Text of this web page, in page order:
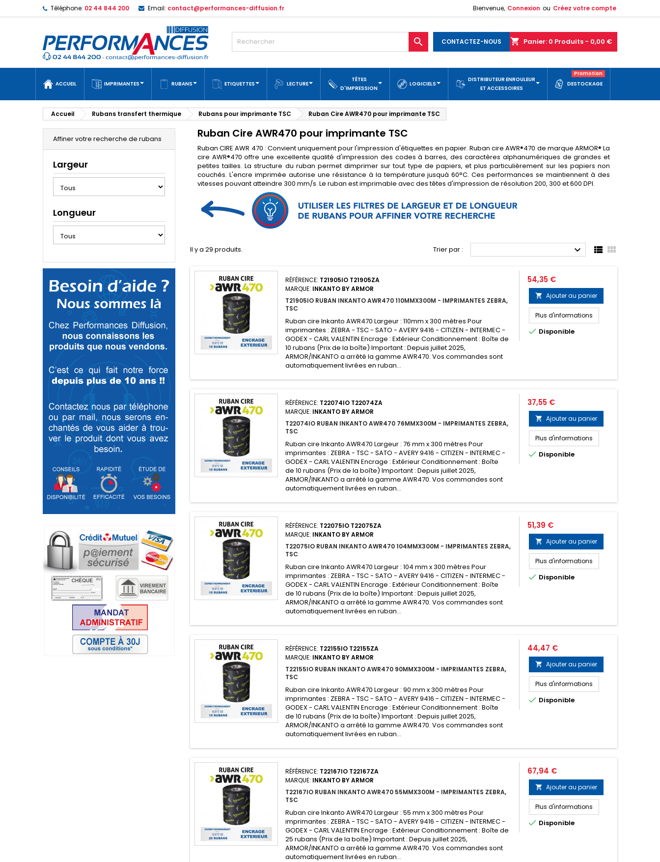
Téléphone: 02 44 844 200 Email: contact@performances-diffusion.fr Bienvenue, Connexion ou Créez votre compte
shopping_cart Panier: 0 Produits - 0,00 €
CONTACTEZ-NOUS

ACCUEIL IMPRIMANTES RUBANS ETIQUETTES LECTURE
TÊTES
D'IMPRESSION
LOGICIELS
DISTRIBUTEUR ENROULEUR
ET ACCESSOIRES
DESTOCKAGE
Promotion
Accueil Rubans transfert thermique Rubans pour imprimante TSC Ruban Cire AWR470 pour imprimante TSC
Affiner votre recherche de rubans
Largeur
Longueur
Ruban Cire AWR470 pour imprimante TSC
Ruban CIRE AWR 470 : Convient uniquement pour l'impression d'étiquettes en papier. Ruban cire AWR®470 de marque ARMOR® La
cire AWR®470 offre une excellente qualité d'impression des codes à barres, des caractères alphanumériques de grandes et
petites tailles. La structure du ruban permet dimprimer sur tout type de papiers, et plus particulièrement sur les papiers non
couchés. L'encre imprimée autorise une résistance à la température jusquà 60°C. Ces performances se maintiennent à des
vitesses pouvant atteindre 300 mm/s. Le ruban est imprimable avec des têtes d'impression de résolution 200, 300 et 600 DPI.
Il y a 29 produits. Trier par :   
RÉFÉRENCE: T21905IO T21905ZA
MARQUE: INKANTO BY ARMOR
T21905IO RUBAN INKANTO AWR470 110MMX300M - IMPRIMANTES ZEBRA,
TSC
Ruban cire Inkanto AWR470 Largeur : 110mm x 300 mètres Pour
imprimantes : ZEBRA - TSC - SATO - AVERY 9416 - CITIZEN - INTERMEC -
GODEX - CARL VALENTIN Encrage : Extérieur Conditionnement : Boîte de
10 rubans (Prix de la boîte) Important : Depuis juillet 2025,
ARMOR/INKANTO a arrêté la gamme AWR470. Vos commandes sont
automatiquement livrées en ruban...
Prix
54,35 €
 Ajouter au panier
Plus d'informations
 Disponible
RÉFÉRENCE: T22074IO T22074ZA
MARQUE: INKANTO BY ARMOR
T22074IO RUBAN INKANTO AWR470 76MMX300M - IMPRIMANTES ZEBRA,
TSC
Ruban cire Inkanto AWR470 Largeur : 76 mm x 300 mètres Pour
imprimantes : ZEBRA - TSC - SATO - AVERY 9416 - CITIZEN - INTERMEC -
GODEX - CARL VALENTIN Encrage : Extérieur Conditionnement : Boîte
de 10 rubans (Prix de la boîte) Important : Depuis juillet 2025,
ARMOR/INKANTO a arrêté la gamme AWR470. Vos commandes sont
automatiquement livrées en ruban...
Prix
37,55 €
 Ajouter au panier
Plus d'informations
 Disponible
RÉFÉRENCE: T22075IO T22075ZA
MARQUE: INKANTO BY ARMOR
T22075IO RUBAN INKANTO AWR470 104MMX300M - IMPRIMANTES ZEBRA,
TSC
Ruban cire Inkanto AWR470 Largeur : 104 mm x 300 mètres Pour
imprimantes : ZEBRA - TSC - SATO - AVERY 9416 - CITIZEN - INTERMEC -
GODEX - CARL VALENTIN Encrage : Extérieur Conditionnement : Boîte
de 10 rubans (Prix de la boîte) Important : Depuis juillet 2025,
ARMOR/INKANTO a arrêté la gamme AWR470. Vos commandes sont
automatiquement livrées en ruban...
Prix
51,39 €
 Ajouter au panier
Plus d'informations
 Disponible
RÉFÉRENCE: T22155IO T22155ZA
MARQUE: INKANTO BY ARMOR
T22155IO RUBAN INKANTO AWR470 90MMX300M - IMPRIMANTES ZEBRA,
TSC
Ruban cire Inkanto AWR470 Largeur : 90 mm x 300 mètres Pour
imprimantes : ZEBRA - TSC - SATO - AVERY 9416 - CITIZEN - INTERMEC -
GODEX - CARL VALENTIN Encrage : Extérieur Conditionnement : Boîte
de 10 rubans (Prix de la boîte) Important : Depuis juillet 2025,
ARMOR/INKANTO a arrêté la gamme AWR470. Vos commandes sont
automatiquement livrées en ruban...
Prix
44,47 €
 Ajouter au panier
Plus d'informations
 Disponible
RÉFÉRENCE: T22167IO T22167ZA
MARQUE: INKANTO BY ARMOR
T22167IO RUBAN INKANTO AWR470 55MMX300M - IMPRIMANTES ZEBRA,
TSC
Ruban cire Inkanto AWR470 Largeur : 55 mm x 300 mètres Pour
imprimantes : ZEBRA - TSC - SATO - AVERY 9416 - CITIZEN - INTERMEC -
GODEX - CARL VALENTIN Encrage : Extérieur Conditionnement : Boîte de
25 rubans (Prix de la boîte) Important : Depuis juillet 2025,
ARMOR/INKANTO a arrêté la gamme AWR470. Vos commandes sont
automatiquement livrées en ruban...
Prix
67,94 €
 Ajouter au panier
Plus d'informations
 Disponible